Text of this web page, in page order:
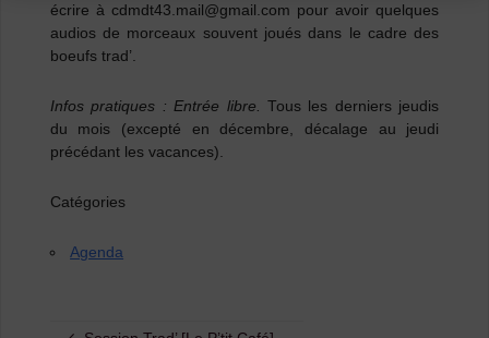
écrire à cdmdt43.mail@gmail.com pour avoir quelques
audios de morceaux souvent joués dans le cadre des
boeufs trad’.
Infos pratiques : Entrée libre. Tous les derniers jeudis
du mois (excepté en décembre, décalage au jeudi
précédant les vacances).
Catégories
Agenda